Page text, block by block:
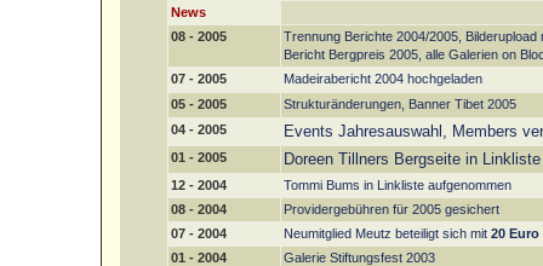
News
08 - 2005
Trennung Berichte 2004/2005, Bilderupload
Bericht Bergpreis 2005, alle Galerien on
07 - 2005
Madeirabericht 2004 hochgeladen
05 - 2005
Strukturänderungen, Banner Tibet 2005
04 - 2005
Events Jahresauswahl, Members
01 - 2005 Doreen Tillners Bergseite in
12 - 2004
Tommi Bums in Linkliste aufgenommen
08 - 2004
Providergebühren für 2005 gesichert
07 - 2004
Neumitglied Meutz beteiligt sich mit 20 Euro
01 - 2004
Galerie Stiftungsfest 2003